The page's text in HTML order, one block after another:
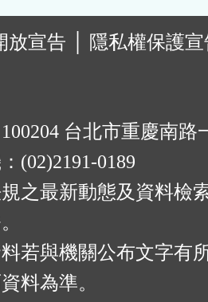
放宣告
隱私權保護
台北市重慶南路
(02)2191-0189
之最新動態及資料檢
若與機關公布文字有
料為準。